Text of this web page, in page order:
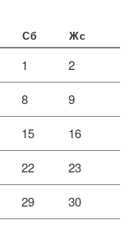
Сб Жс
1 2
8 9
15 16
22 23
29 30